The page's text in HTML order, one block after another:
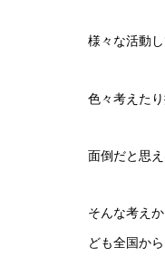
様々な活動
色々考えた
面倒だと思
そんな考え
ども全国か